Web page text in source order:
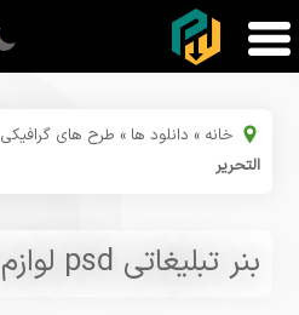
خانه » دانلود ها » طرح های گرافیکی
التحریر
بنر تبلیغاتی psd لوازم التحریر